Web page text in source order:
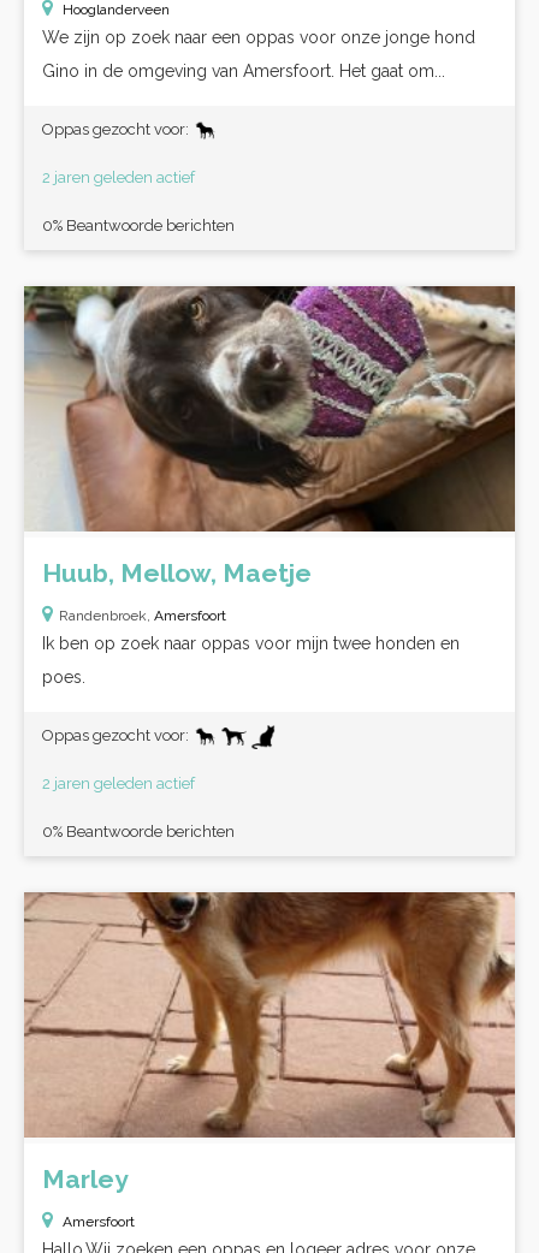
Hooglanderveen
We zijn op zoek naar een oppas voor onze jonge hond
Gino in de omgeving van Amersfoort. Het gaat om...
Oppas gezocht voor:
2 jaren geleden actief
0% Beantwoorde berichten
Huub, Mellow, Maetje
Randenbroek, Amersfoort
Ik ben op zoek naar oppas voor mijn twee honden en
poes.
Oppas gezocht voor:
2 jaren geleden actief
0% Beantwoorde berichten
Marley
Amersfoort